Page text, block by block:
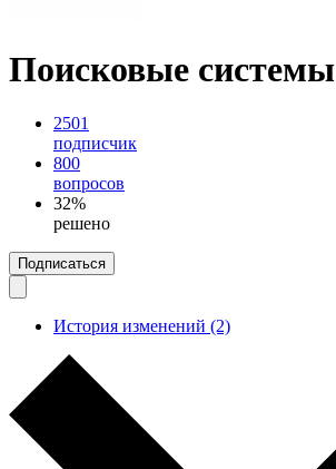
Поисковые системы
2501
подписчик
800
вопросов
32%
решено
Подписаться
История изменений (2)